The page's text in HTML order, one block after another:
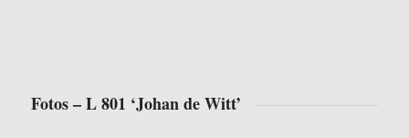
Fotos – L 801 ‘Johan de Witt’